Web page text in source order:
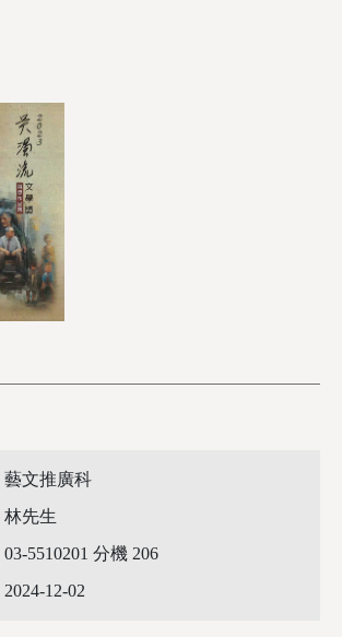
藝文推廣科
林先生
03-5510201 分機 206
2024-12-02